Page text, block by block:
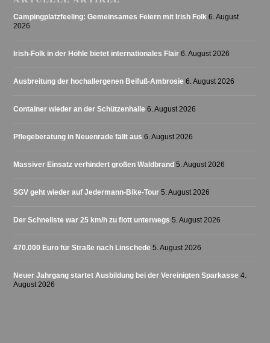
Campingplatzfeeling: Gemeinsames Feiern mit Irish Folk 6. August
2026
Irish-Folk in der Höhle bietet internationales Flair 6. August 2026
Ausbreitung der hochallergenen Beifuß-Ambrosie 6. August 2026
Container wieder an der Schützenhalle 6. August 2026
Pflegeberatung in Neuenrade fällt aus 6. August 2026
Massiver Einsatz verhindert großen Waldbrand 5. August 2026
SGV geht wieder auf Jedermann-Bike-Tour 5. August 2026
Der Schnellste war 25 km/h zu flott unterwegs 5. August 2026
470.000 Euro für Straße nach Linschede 5. August 2026
Neuer Jahrgang startet Ausbildung bei der Vereinigten Sparkasse 4.
August 2026